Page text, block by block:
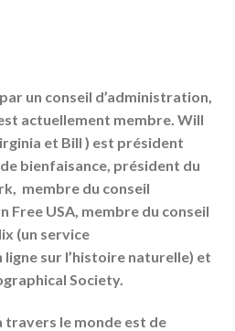
un conseil d’administration,
actuellement membre. Will
et Bill ) est président
bienfaisance, président du
membre du conseil
Free USA, membre du conseil
(un service
sur l’histoire naturelle) et
Society.
travers le monde est de